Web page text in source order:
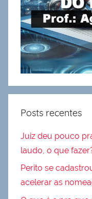
Posts recentes
Juiz deu pouco
laudo, o que
Perito se
acelerar as